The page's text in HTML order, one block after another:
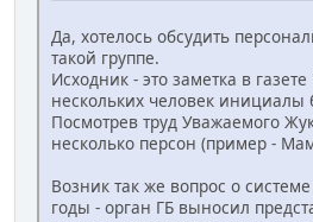
Да, хотелось обсудить
такой группе.
Исходник - это заметка в
нескольких человек инициалы
Посмотрев труд Уважаемого
несколько персон (пример -
Возник так же вопрос о
годы - орган ГБ выносил